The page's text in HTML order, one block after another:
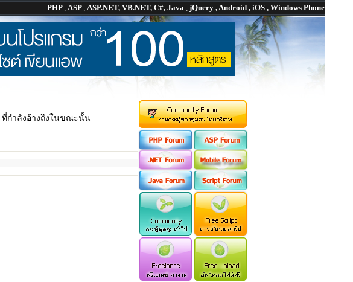
PHP, ASP, ASP.NET, VB.NET, C#, Java , jQuery , Android , iOS , Windows Phone
ที่กำลังอ้างถึงในขณะนั้น